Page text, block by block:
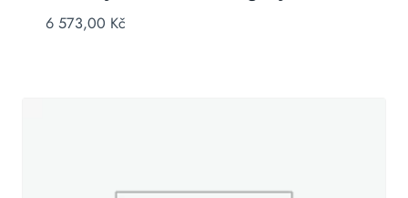
6 573,00 Kč